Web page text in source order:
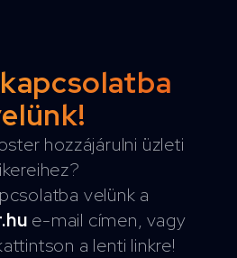
hozzájárulni üzleti
velünk a
e-mail címen, vagy
a lenti linkre!